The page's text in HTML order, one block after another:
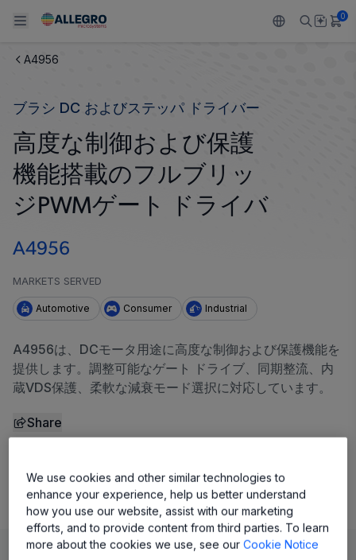
Back To Main Menu
製品
センサー
レギュレート
Back To Main Menu
用途
自動車
工業
Technologies
Back To Main Menu
設計サポート
設計と開発
パッケージング
Back To Main Menu
技術リソース
Resource Center
Back To Main Menu
ALLEGRO について
私たちの会社
キャリア
Growth and Inclusion
お問い合わせ先
0
A4956
ブラシ DC およびステッパ ドライバー
高度な制御および保護
機能搭載のフルブリッ
ジPWMゲート ドライバ
A4956
MARKETS SERVED
Automotive Consumer Industrial
A4956は、DCモータ用途に高度な制御および保護機能を
提供します。調整可能なゲート ドライブ、同期整流、内
蔵VDS保護、柔軟な減衰モード選択に対応しています。
Share
A4956 データシート
LearnEvaluate and DesignDocumentation and Resources
We use cookies and other similar technologies to
enhance your experience, help us better understand
how you use our website, assist with our marketing
efforts, and to provide content from third parties. To learn
more about the cookies we use, see ourCookie Notice